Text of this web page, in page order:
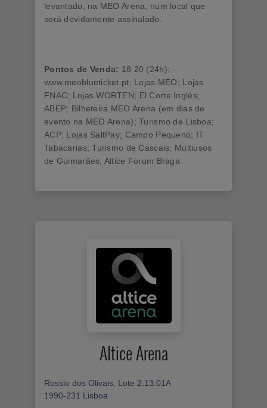
levantado, na MEO Arena, num local que
será devidamente assinalado.
Pontos de Venda: 18 20 (24h);
www.meoblueticket.pt; Lojas MEO; Lojas
FNAC; Lojas WORTEN; El Corte Inglés;
ABEP; Bilheteira MEO Arena (em dias de
evento na MEO Arena); Turismo de Lisboa;
ACP; Lojas SaltPay; Campo Pequeno; IT
Tabacarias; Turismo de Cascais; Multiusos
de Guimarães; Altice Forum Braga
Altice Arena
Rossio dos Olivais, Lote 2.13.01A
1990-231 Lisboa